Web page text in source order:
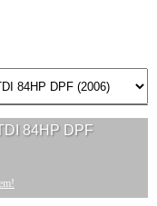
84HP DPF